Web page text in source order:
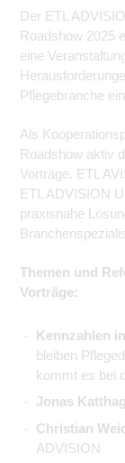
Der ETL
Roadshow 2025
eine
Pflegebranche
Als
Roadshow aktiv
Vorträge. ETL
ETL ADVISION
praxisnahe
Themen und
Vorträge:
Kennzahlen
bleiben
kommt es bei
Jonas
Christian
ADVISION